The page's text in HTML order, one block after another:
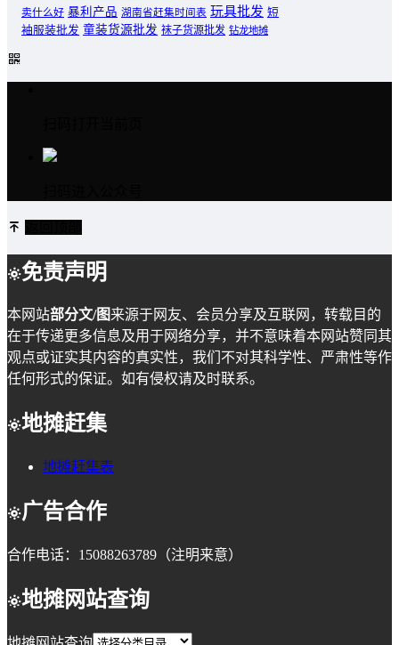
卖什么好 暴利产品 湖南省赶集时间表 玩具批发 短
袖服装批发 童装货源批发 袜子货源批发 钻龙地摊
免责声明
本网站部分文/图来源于网友、会员分享及互联网，转载目的
在于传递更多信息及用于网络分享，并不意味着本网站赞同其
观点或证实其内容的真实性，我们不对其科学性、严肃性等作
任何形式的保证。如有侵权请及时联系。
地摊赶集
地摊赶集表
广告合作
合作电话：15088263789（注明来意）
地摊网站查询